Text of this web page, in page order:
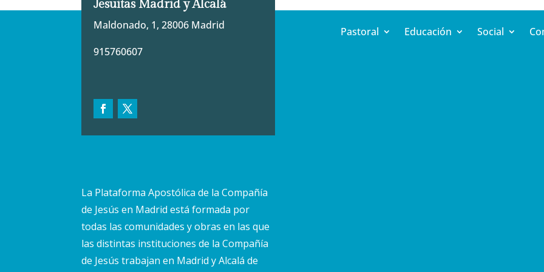
Jesuitas Madrid y Alcalá
Maldonado, 1, 28006 Madrid
915760607
Pastoral Educación Social
La Plataforma Apostólica de la Compañía
de Jesús en Madrid está formada por
todas las comunidades y obras en las que
las distintas instituciones de la Compañía
de Jesús trabajan en Madrid y Alcalá de